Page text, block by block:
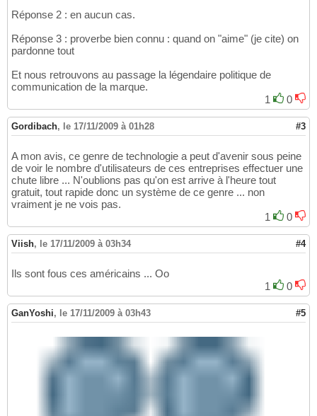
Réponse 2 : en aucun cas.
Réponse 3 : proverbe bien connu : quand on "aime" (je cite) on
pardonne tout
Et nous retrouvons au passage la légendaire politique de
communication de la marque.
1
0
Gordibach, le 17/11/2009 à 01h28 #3
A mon avis, ce genre de technologie a peut d'avenir sous peine
de voir le nombre d'utilisateurs de ces entreprises effectuer une
chute libre ... N'oublions pas qu'on est arrive à l'heure tout
gratuit, tout rapide donc un système de ce genre ... non
vraiment je ne vois pas.
1
0
Viish, le 17/11/2009 à 03h34 #4
Ils sont fous ces américains ... Oo
1
0
GanYoshi, le 17/11/2009 à 03h43 #5